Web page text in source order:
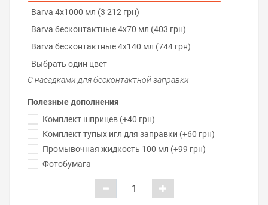
Barva 4х1000 мл (3 212 грн)
Barva бесконтактные 4х70 мл (403 грн)
Barva бесконтактные 4х140 мл (744 грн)
Выбрать один цвет
С насадками для бесконтактной заправки
Полезные дополнения
Комплект шприцев (+40 грн)
Комплект тупых игл для заправки (+60 грн)
Промывочная жидкость 100 мл (+99 грн)
Фотобумага